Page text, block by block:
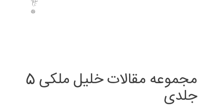
مجموعه مقالات خلیل ملکی 5
جلدی